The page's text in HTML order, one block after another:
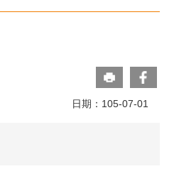
日期：105-07-01